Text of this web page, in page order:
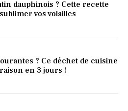
dauphinois ? Cette recette
vos volailles
? Ce déchet de cuisine
en 3 jours !